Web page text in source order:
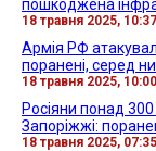
пошкоджена
18 травня 2025, 10:37
Армія РФ
поранені, серед
18 травня 2025, 10:00
Росіяни понад 300
Запоріжжі:
18 травня 2025, 07:35